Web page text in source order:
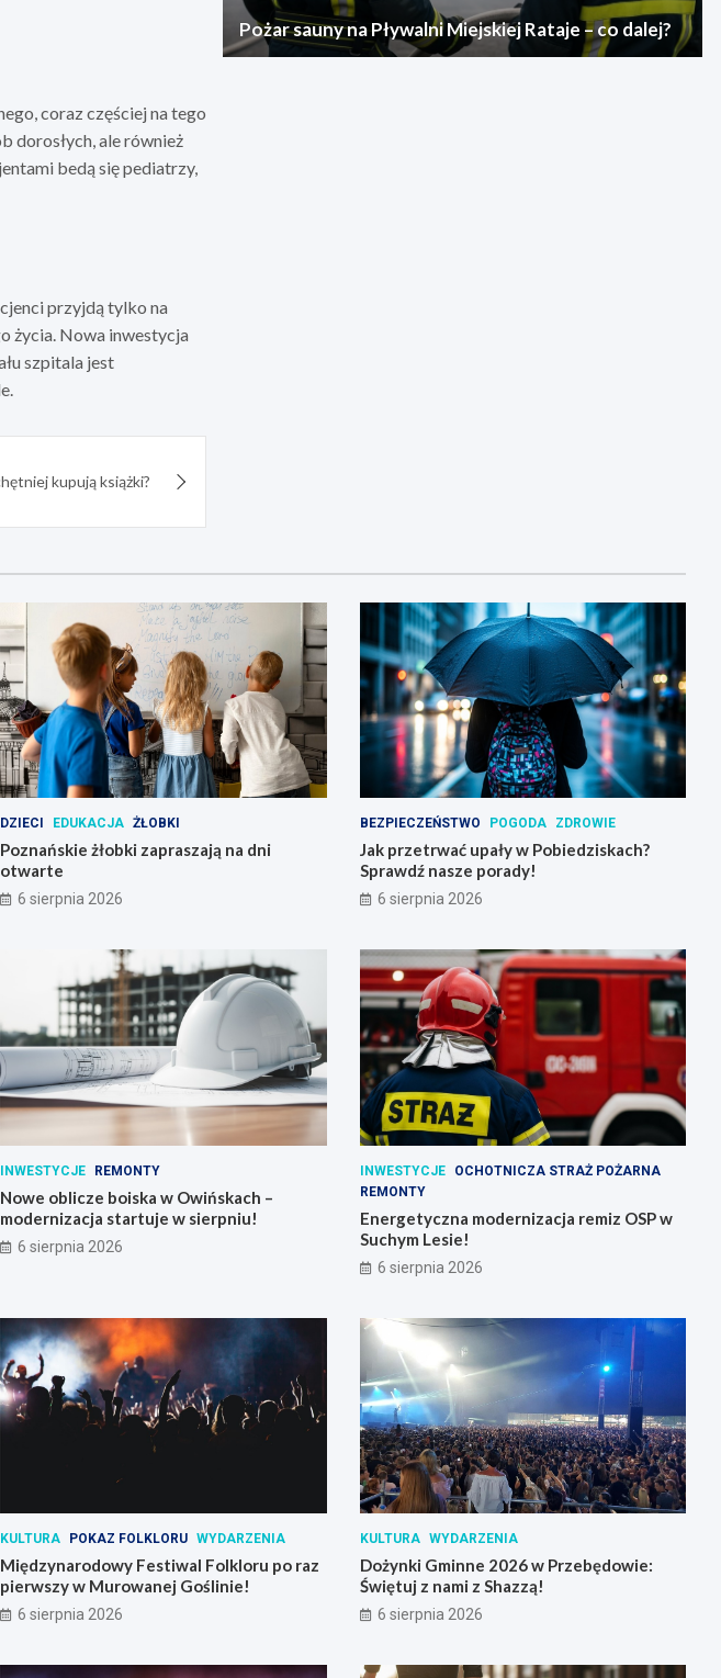
coraz częściej na tego
dorosłych, ale również
bedą się pediatrzy,
przyjdą tylko na
życia. Nowa inwestycja
szpitala jest
kupują książki?
Pożar sauny na Pływalni Miejskiej Rataje – co dalej?
DZIECI EDUKACJA ŻŁOBKI
Poznańskie żłobki zapraszają na dni
otwarte
6 sierpnia 2026
BEZPIECZEŃSTWO POGODA ZDROWIE
Jak przetrwać upały w Pobiedziskach?
Sprawdź nasze porady!
6 sierpnia 2026
INWESTYCJE REMONTY
Nowe oblicze boiska w Owińskach –
modernizacja startuje w sierpniu!
6 sierpnia 2026
INWESTYCJE
OCHOTNICZA STRAŻ POŻARNA
REMONTY
Energetyczna modernizacja remiz OSP w
Suchym Lesie!
6 sierpnia 2026
KULTURA POKAZ FOLKLORU WYDARZENIA
Międzynarodowy Festiwal Folkloru po raz
pierwszy w Murowanej Goślinie!
6 sierpnia 2026
KULTURA WYDARZENIA
Dożynki Gminne 2026 w Przebędowie:
Świętuj z nami z Shazzą!
6 sierpnia 2026